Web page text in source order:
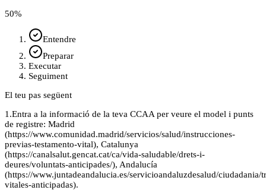
50%
Entendre
Preparar
Executar
Seguiment
El teu pas següent
1.Entra a la informació de la teva CCAA per veure el model i punts
de registre: Madrid
(https://www.comunidad.madrid/servicios/salud/instrucciones-
previas-testamento-vital), Catalunya
(https://canalsalut.gencat.cat/ca/vida-saludable/drets-i-
deures/voluntats-anticipades/), Andalucía
(https://www.juntadeandalucia.es/servicioandaluzdesalud/ciudadania/
vitales-anticipadas).